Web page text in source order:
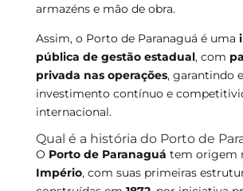
armazéns e mão de obra.
Assim, o Porto de Paranaguá é uma
pública de gestão estadual, com
privada nas operações, garantindo
investimento contínuo e
internacional.
Qual é a história do Porto de
O Porto de Paranaguá tem origem
Império, com suas primeiras